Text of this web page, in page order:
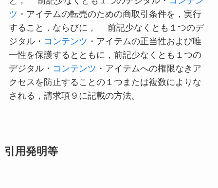
ツ ・アイテムの転売のための商取引条件を，実行
すること，ならびに， 前記少なくとも１つのデ
ジタル・ コンテンツ ・アイテムの正当性および唯
一性を保護するとともに，前記少なくとも１つの
デジタル・ コンテンツ ・アイテムへの権限なきア
クセスを防止することの１つまたは複数によりな
される，請求項９に記載の方法。
引用発明等